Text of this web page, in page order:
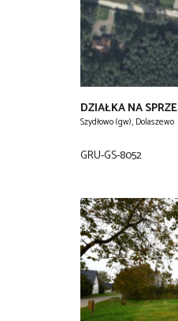
DZIAŁKA NA
Szydłowo (gw), Dolaszewo
GRU-GS-8052